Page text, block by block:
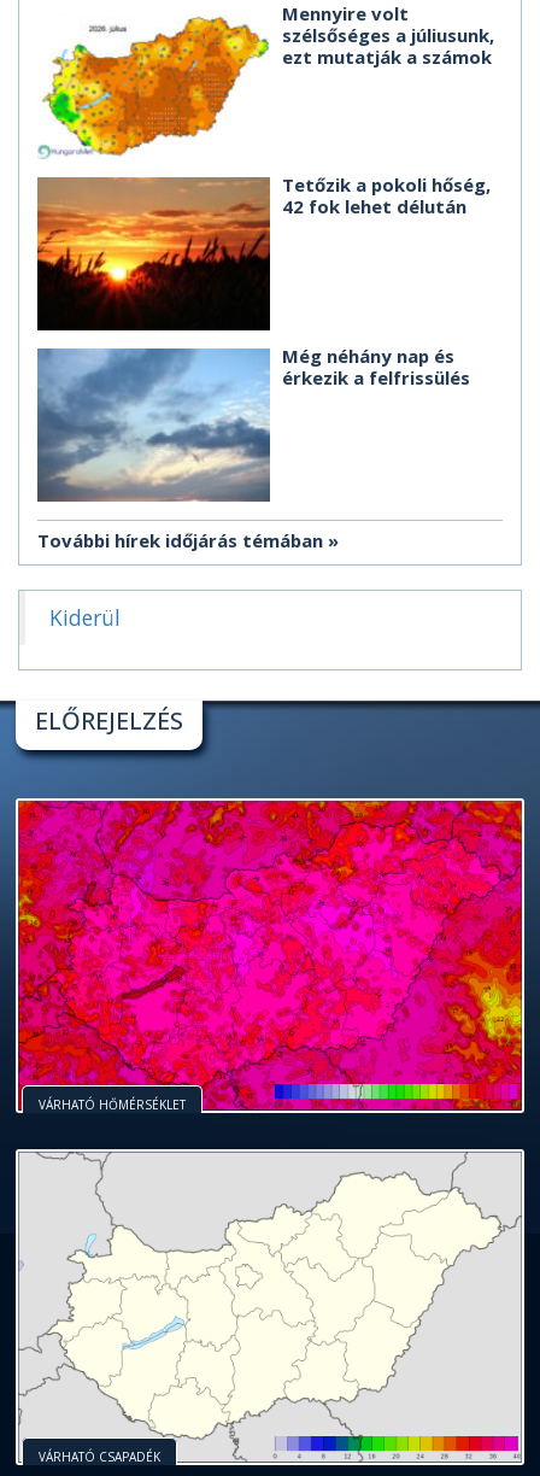
Mennyire volt
szélsőséges a júliusunk,
ezt mutatják a számok
Tetőzik a pokoli hőség,
42 fok lehet délután
Még néhány nap és
érkezik a felfrissülés
További hírek időjárás témában
Kiderül
ELŐREJELZÉS
VÁRHATÓ HŐMÉRSÉKLET
VÁRHATÓ CSAPADÉK